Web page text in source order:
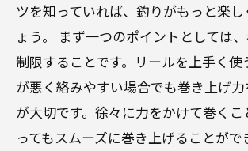
ツを知っていれば、釣りがもっと楽
ょう。 まず一つのポイントとしては
制限することです。リールを上手く
が悪く絡みやすい場合でも巻き上げ
が大切です。徐々に力をかけて巻くこ
ってもスムーズに巻き上げることがで